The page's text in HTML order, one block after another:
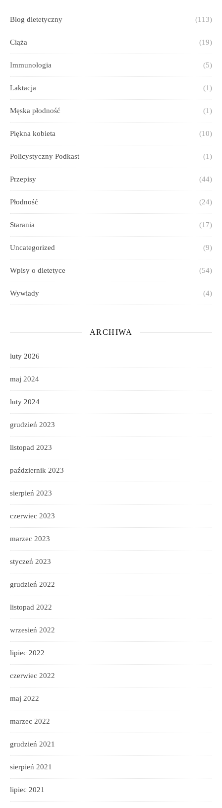
Blog dietetyczny (113)
Ciąża (19)
Immunologia (5)
Laktacja (1)
Męska płodność (1)
Piękna kobieta (10)
Policystyczny Podkast (1)
Przepisy (44)
Płodność (24)
Starania (17)
Uncategorized (9)
Wpisy o dietetyce (54)
Wywiady (4)
ARCHIWA
luty 2026
maj 2024
luty 2024
grudzień 2023
listopad 2023
październik 2023
sierpień 2023
czerwiec 2023
marzec 2023
styczeń 2023
grudzień 2022
listopad 2022
wrzesień 2022
lipiec 2022
czerwiec 2022
maj 2022
marzec 2022
grudzień 2021
sierpień 2021
lipiec 2021